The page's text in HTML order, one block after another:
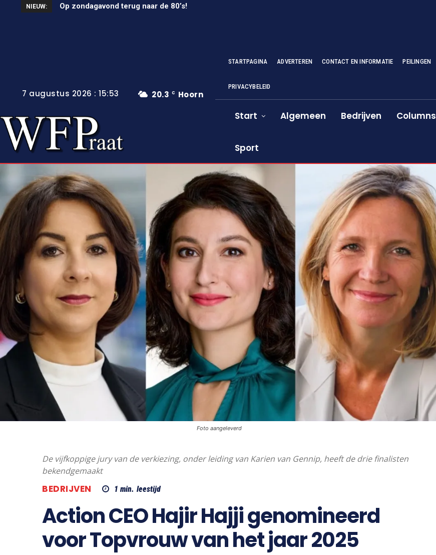
NIEUW: Unieke wielerkoers in Wervershoof
20.3 C Hoorn
7 augustus 2026 : 15:53
STARTPAGINA ADVERTEREN CONTACT EN INFORMATIE PEILINGEN
PRIVACYBELEID
Start Algemeen Bedrijven Columns
Sport
Foto aangeleverd
De vijfkoppige jury van de verkiezing, onder leiding van Karien van Gennip, heeft de drie finalisten
bekendgemaakt
BEDRIJVEN 1 min. leestijd
Action CEO Hajir Hajji genomineerd
voor Topvrouw van het jaar 2025